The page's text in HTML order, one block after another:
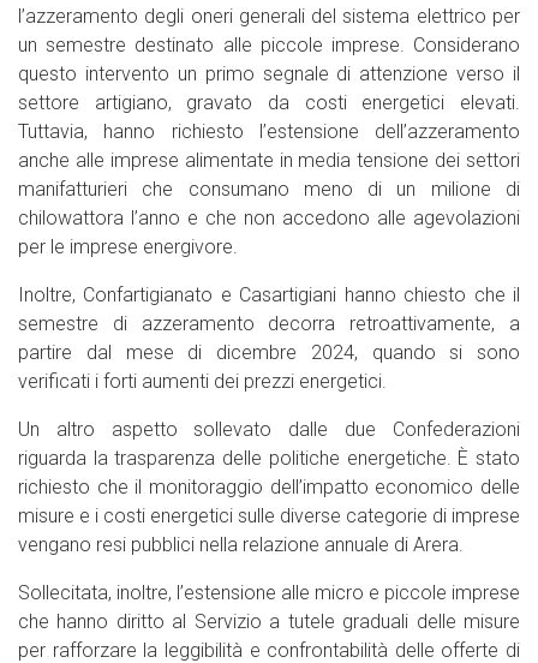
l’azzeramento degli oneri generali del sistema elettrico per
un semestre destinato alle piccole imprese. Considerano
questo intervento un primo segnale di attenzione verso il
settore artigiano, gravato da costi energetici elevati.
Tuttavia, hanno richiesto l’estensione dell’azzeramento
anche alle imprese alimentate in media tensione dei settori
manifatturieri che consumano meno di un milione di
chilowattora l’anno e che non accedono alle agevolazioni
per le imprese energivore.
Inoltre, Confartigianato e Casartigiani hanno chiesto che il
semestre di azzeramento decorra retroattivamente, a
partire dal mese di dicembre 2024, quando si sono
verificati i forti aumenti dei prezzi energetici.
Un altro aspetto sollevato dalle due Confederazioni
riguarda la trasparenza delle politiche energetiche. È stato
richiesto che il monitoraggio dell’impatto economico delle
misure e i costi energetici sulle diverse categorie di imprese
vengano resi pubblici nella relazione annuale di Arera.
Sollecitata, inoltre, l’estensione alle micro e piccole imprese
che hanno diritto al Servizio a tutele graduali delle misure
per rafforzare la leggibilità e confrontabilità delle offerte di